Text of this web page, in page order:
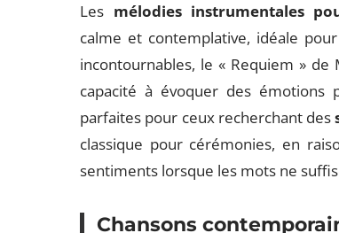
Les mélodies instrumentales
calme et contemplative, idéale
incontournables, le « Requiem » de
capacité à évoquer des émotions
parfaites pour ceux recherchant des
classique pour cérémonies, en
sentiments lorsque les mots ne
Chansons